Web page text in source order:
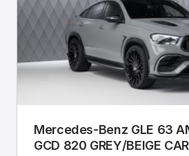
Mercedes-Benz GLE 63
GCD 820 GREY/BEIGE